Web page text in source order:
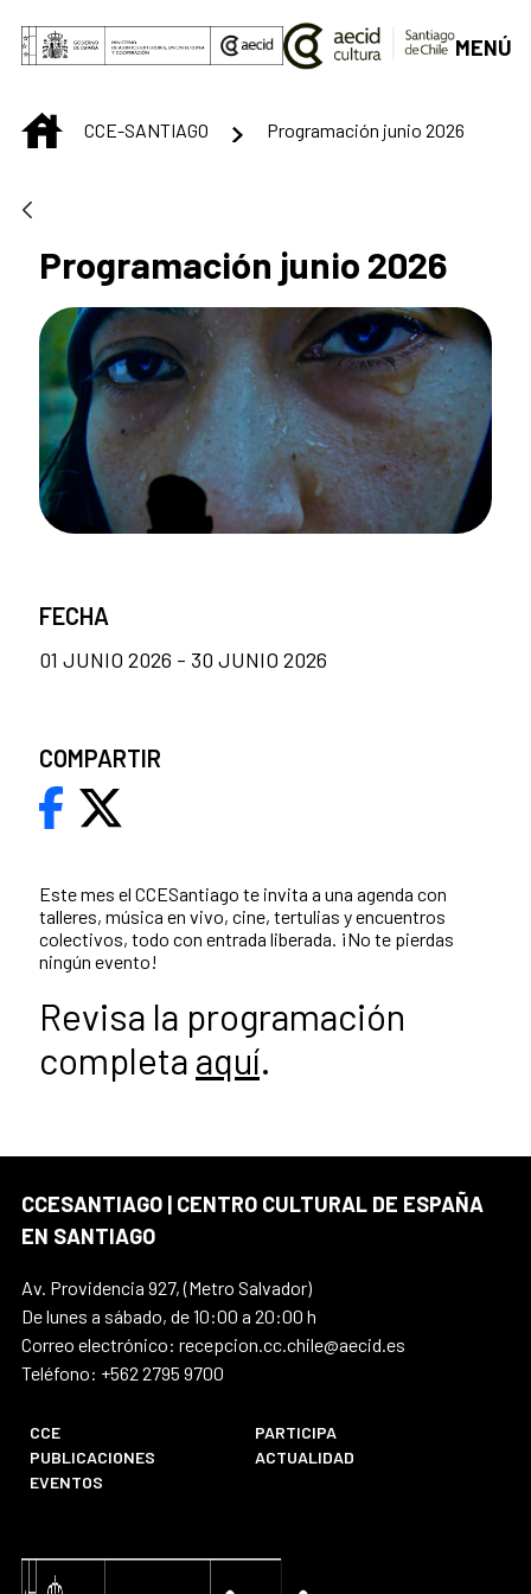
Saltar al contenido principal
MENÚ
INICIOCCE-SANTIAGO Programación junio 2026
Programación junio 2026
Este mes el CCESantiago te invita a una agenda con
talleres, música en vivo, cine, tertulias y encuentros
colectivos, todo con entrada liberada. ¡No te pierdas
ningún evento!
Revisa la programación
completa aquí.
FECHA
01 JUNIO 2026 - 30 JUNIO 2026
COMPARTIR
CCESANTIAGO | CENTRO CULTURAL DE ESPAÑA
EN SANTIAGO
Av. Providencia 927, (Metro Salvador)
De lunes a sábado, de 10:00 a 20:00 h
Correo electrónico: recepcion.cc.chile@aecid.es
Teléfono: +562 2795 9700
CCE
PARTICIPA
PUBLICACIONES
ACTUALIDAD
EVENTOS